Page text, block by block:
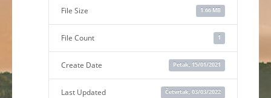
File Size 1.66 MB
File Count 1
Create Date Petak, 15/01/2021
Last Updated Četvrtak, 03/03/2022